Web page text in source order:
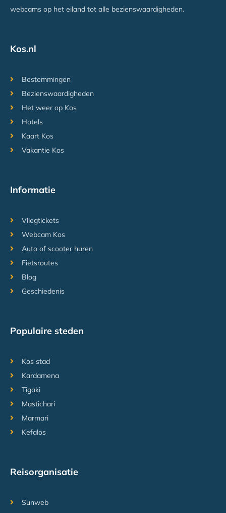
webcams op het eiland tot alle bezienswaardigheden.
Kos.nl
Bestemmingen
Bezienswaardigheden
Het weer op Kos
Hotels
Kaart Kos
Vakantie Kos
Informatie
Vliegtickets
Webcam Kos
Auto of scooter huren
Fietsroutes
Blog
Geschiedenis
Populaire steden
Kos stad
Kardamena
Tigaki
Mastichari
Marmari
Kefalos
Reisorganisatie
Sunweb